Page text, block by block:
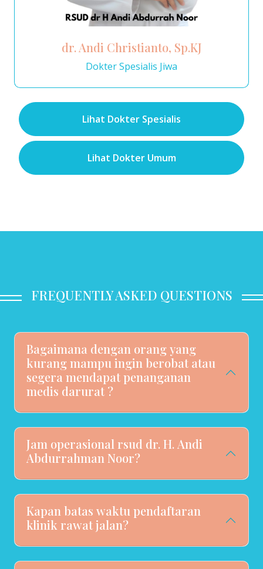
dr. Andi Christianto, Sp.KJ
Dokter Spesialis Jiwa
Lihat Dokter Spesialis
Lihat Dokter Umum
FREQUENTLY ASKED QUESTIONS
Bagaimana dengan orang yang
kurang mampu ingin berobat atau
segera mendapat penanganan
medis darurat ?
Jam operasional rsud dr. H. Andi
Abdurrahman Noor?
Kapan batas waktu pendaftaran
klinik rawat jalan?